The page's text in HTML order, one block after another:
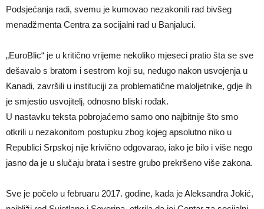
Podsjećanja radi, svemu je kumovao nezakoniti rad bivšeg
menadžmenta Centra za socijalni rad u Banjaluci.
„EuroBlic“ je u kritično vrijeme nekoliko mjeseci pratio šta se sve
dešavalo s bratom i sestrom koji su, nedugo nakon usvojenja u
Kanadi, završili u instituciji za problematične maloljetnike, gdje ih
je smjestio usvojitelj, odnosno bliski rođak.
U nastavku teksta pobrojaćemo samo ono najbitnije što smo
otkrili u nezakonitom postupku zbog kojeg apsolutno niko u
Republici Srpskoj nije krivično odgovarao, iako je bilo i više nego
jasno da je u slučaju brata i sestre grubo prekršeno više zakona.
Sve je počelo u februaru 2017. godine, kada je Aleksandra Jokić,